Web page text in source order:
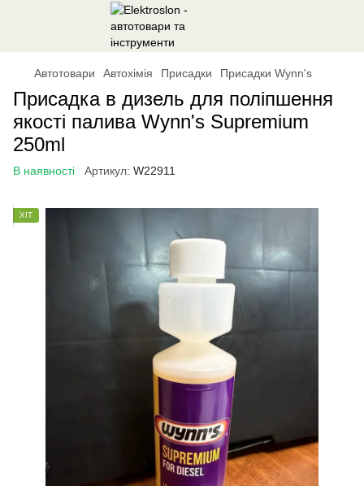
Автотовари Автохімія Присадки Присадки Wynn's
Присадка в дизель для поліпшення
якості палива Wynn's Supremium
250ml
В наявності Артикул: W22911
ХІТ